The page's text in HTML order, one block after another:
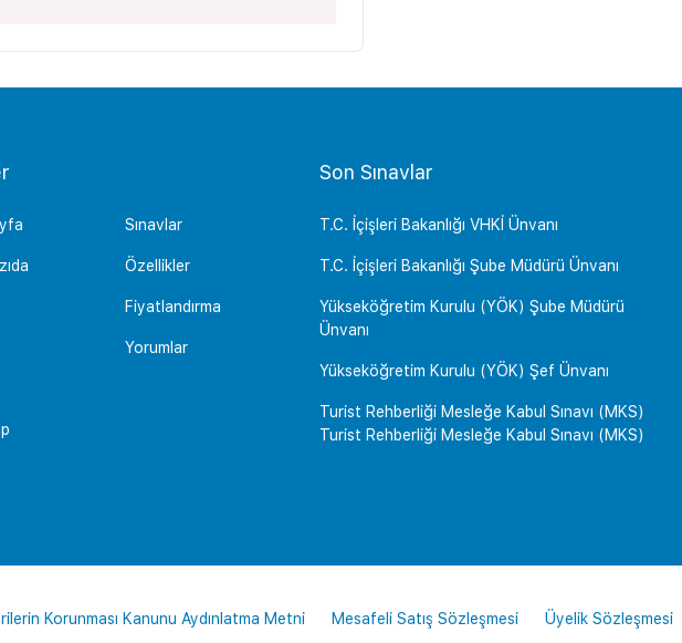
Sınavlar
Özellikler
Fiyatlandırma
Yorumlar
Son Sınavlar
T.C. İçişleri Bakanlığı VHKİ Ünvanı
T.C. İçişleri Bakanlığı Şube Müdürü Ünvanı
Yükseköğretim Kurulu (YÖK) Şube Müdürü
Ünvanı
Yükseköğretim Kurulu (YÖK) Şef Ünvanı
Turist Rehberliği Mesleğe Kabul Sınavı (MKS)
Turist Rehberliği Mesleğe Kabul Sınavı (MKS)
Korunması Kanunu Aydınlatma Metni Mesafeli Satış Sözleşmesi Üyelik Sözleşmesi